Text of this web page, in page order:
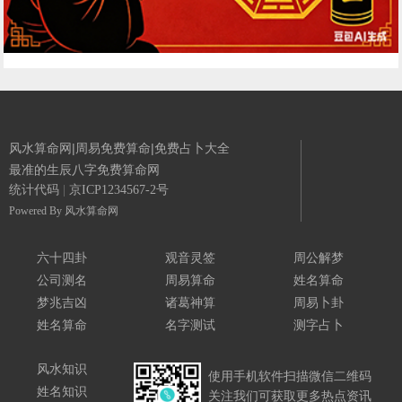
风水算命网|周易免费算命|免费占卜大全
最准的生辰八字免费算命网
统计代码 京ICP1234567-2号
Powered By 风水算命网
六十四卦
公司测名
梦兆吉凶
姓名算命
观音灵签
周易算命
诸葛神算
名字测试
周公解梦
姓名算命
周易卜卦
测字占卜
风水知识
姓名知识
使用手机软件扫描微信二维码
关注我们可获取更多热点资讯